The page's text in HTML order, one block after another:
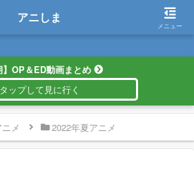
アニしま
】OP＆ED動画まとめ
メ 2022年夏アニメ
アニしま
メニュー